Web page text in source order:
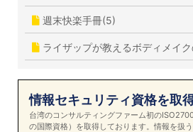
週末快楽手冊(5)
ライザップが教えるボディメイ
情報セキュリティ資格を取
台湾のコンサルティングファーム初の
の国際資格）を取得しております。情報を扱